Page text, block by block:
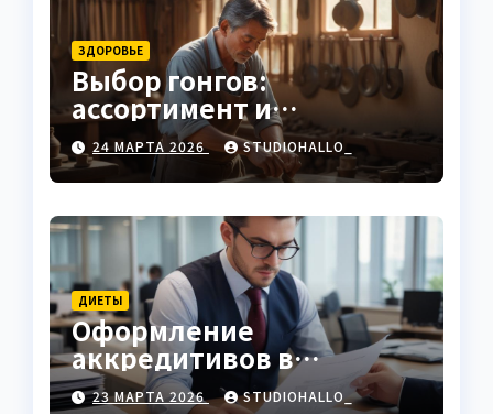
ЗДОРОВЬЕ
Выбор гонгов:
ассортимент и
характеристики
24 МАРТА 2026 STUDIOHALLO_
ДИЕТЫ
Оформление
аккредитивов в
международной
23 МАРТА 2026 STUDIOHALLO_